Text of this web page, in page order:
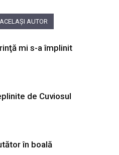
AUTOR
mi s-a împlinit
de Cuviosul
în boală